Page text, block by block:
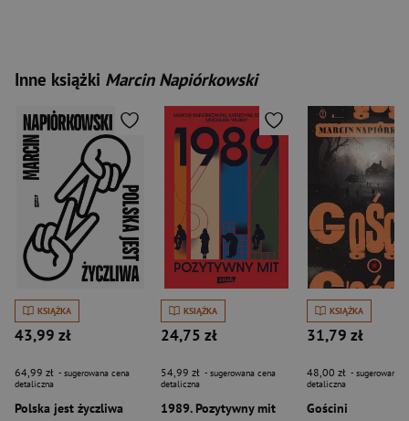
Inne książki Marcin Napiórkowski
KSIĄŻKA
43,99 zł
64,99 zł - sugerowana cena
detaliczna
Polska jest życzliwa
KSIĄŻKA
24,75 zł
54,99 zł - sugerowana cena
detaliczna
1989. Pozytywny mit
KSIĄŻKA
31,79 zł
48,00 zł - sugerowana
detaliczna
Gościni